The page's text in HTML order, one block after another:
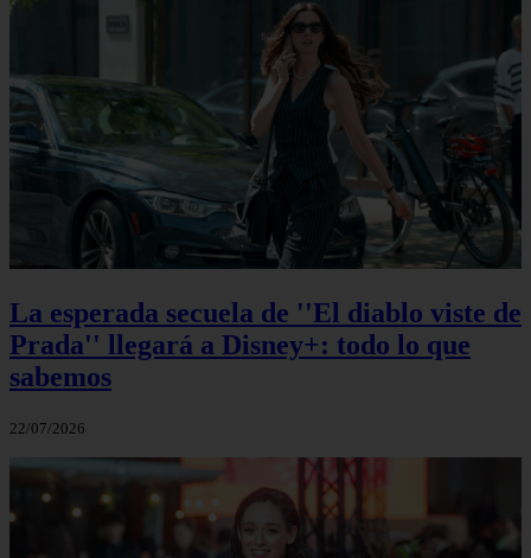
La esperada secuela de ''El diablo viste de
Prada'' llegará a Disney+: todo lo que
sabemos
22/07/2026